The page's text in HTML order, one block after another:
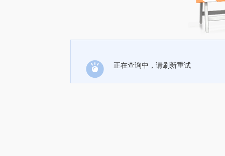
正在查询中，请刷新重试